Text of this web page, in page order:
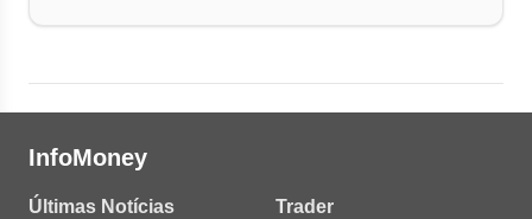
InfoMoney
Últimas Notícias Trader